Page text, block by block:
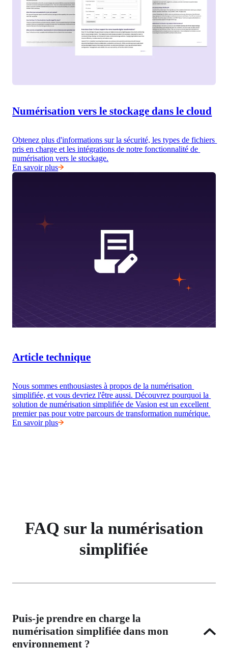
Numérisation vers le stockage dans le cloud
Obtenez plus d'informations sur la sécurité, les types de fichiers
pris en charge et les intégrations de notre fonctionnalité de
numérisation vers le stockage.
En savoir plus
Article technique
Nous sommes enthousiastes à propos de la numérisation
simplifiée, et vous devriez l'être aussi. Découvrez pourquoi la
solution de numérisation simplifiée de Vasion est un excellent
premier pas pour votre parcours de transformation numérique.
En savoir plus
FAQ sur la numérisation
simplifiée
Puis-je prendre en charge la
numérisation simplifiée dans mon
environnement ?